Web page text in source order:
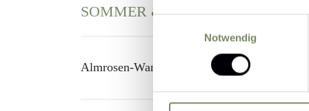
Notwendig
SOMMER & HERBST
Almrosen-Wanderwochen 13.06.26 - 11.07.26